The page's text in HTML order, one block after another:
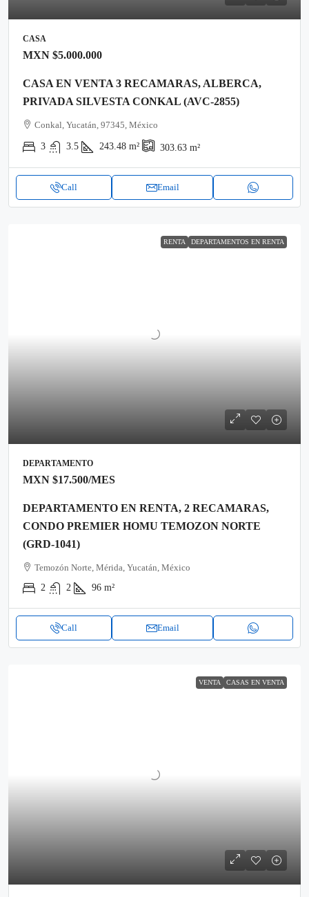
CASA
MXN $5.000.000
CASA EN VENTA 3 RECAMARAS, ALBERCA,
PRIVADA SILVESTA CONKAL (AVC-2855)
Conkal, Yucatán, 97345, México
3 3.5 243.48 m² 303.63 m²
Call Email
RENTA DEPARTAMENTOS EN RENTA
DEPARTAMENTO
MXN $17.500/MES
DEPARTAMENTO EN RENTA, 2 RECAMARAS,
CONDO PREMIER HOMU TEMOZON NORTE
(GRD-1041)
Temozón Norte, Mérida, Yucatán, México
2
2 96 m²
Call Email
VENTA CASAS EN VENTA